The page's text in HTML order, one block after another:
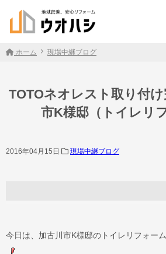
ホーム 現場中継ブログ
TOTOネオレスト取り付
市K様邸（トイレリ
2016年04月15日 現場中継ブログ
今日は、加古川市K様邸のトイレリフォー